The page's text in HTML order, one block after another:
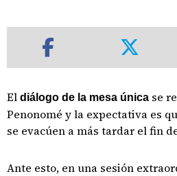
El diálogo de la mesa única se
Penonomé y la expectativa es
se evacúen a más tardar el fin
Ante esto, en una sesión